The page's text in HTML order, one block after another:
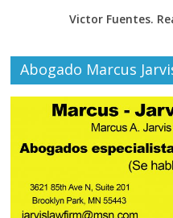
Victor Fuentes.
Abogado Marcus